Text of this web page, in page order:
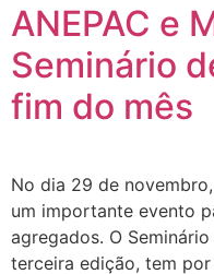
ANEPAC e
Seminário
fim do mês
No dia 29 de
um importante evento
agregados. O
terceira edição, tem